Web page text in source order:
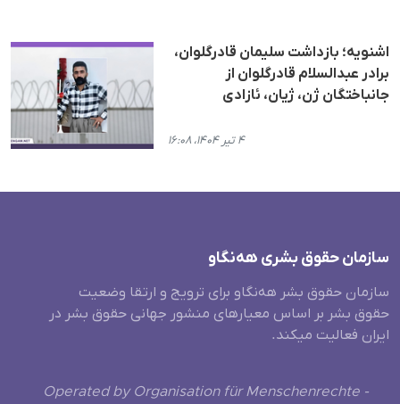
اشنویه؛ بازداشت سلیمان قادرگلوان،
برادر عبدالسلام قادرگلوان از
جانباختگان ژن، ژیان، ئازادی
۴ تیر ۱۴۰۴، ۱۶:۰۸
سازمان حقوق بشری هەنگاو
سازمان حقوق بشر هه‌نگاو برای ترویج و ارتقا وضعیت
حقوق بشر بر اساس معیارهای منشور جهانی حقوق بشر در
ایران فعالیت میکند.
Operated by Organisation für Menschenrechte -